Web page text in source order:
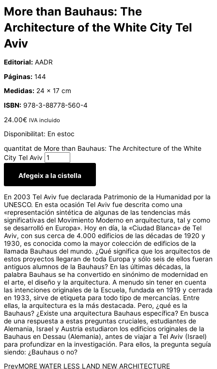
More than Bauhaus: The
Architecture of the White City Tel
Aviv
Editorial: AADR
Páginas: 144
Medidas: 24 x 17 cm
ISBN: 978-3-88778-560-4
24.00€ IVA incluido
Disponibilitat: En estoc
quantitat de More than Bauhaus: The Architecture of the White
City Tel Aviv
Afegeix a la cistella
En 2003 Tel Aviv fue declarada Patrimonio de la Humanidad por la
UNESCO. En esta ocasión Tel Aviv fue descrita como una
«representación sintética de algunas de las tendencias más
significativas del Movimiento Moderno en arquitectura, tal y como
se desarrolló en Europa». Hoy en día, la «Ciudad Blanca» de Tel
Aviv, con sus cerca de 4.000 edificios de las décadas de 1920 y
1930, es conocida como la mayor colección de edificios de la
llamada Bauhaus del mundo. ¿Qué significa que los arquitectos de
estos proyectos llegaran de toda Europa y sólo seis de ellos fueran
antiguos alumnos de la Bauhaus? En las últimas décadas, la
palabra Bauhaus se ha convertido en sinónimo de modernidad en
el arte, el diseño y la arquitectura. A menudo sin tener en cuenta
las intenciones originales de la Escuela, fundada en 1919 y cerrada
en 1933, sirve de etiqueta para todo tipo de mercancías. Entre
ellas, la arquitectura es la más destacada. Pero, ¿qué es la
Bauhaus? ¿Existe una arquitectura Bauhaus específica? En busca
de una respuesta a estas preguntas cruciales, estudiantes de
Alemania, Israel y Austria estudiaron los edificios originales de la
Bauhaus en Dessau (Alemania), antes de viajar a Tel Aviv (Israel)
para profundizar en la investigación. Para ellos, la pregunta seguía
siendo: ¿Bauhaus o no?
PrevMORE WATER LESS LAND NEW ARCHITECTURE